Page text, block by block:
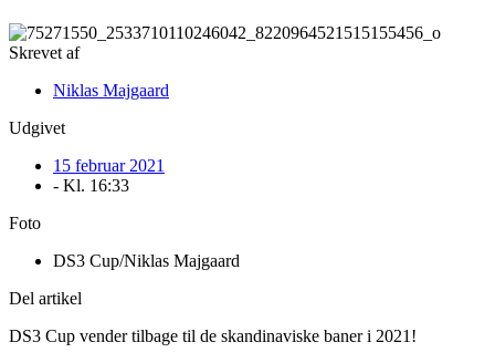
Skrevet af
Niklas Majgaard
Udgivet
15 februar 2021
- Kl. 16:33
Foto
DS3 Cup/Niklas Majgaard
Del artikel
DS3 Cup vender tilbage til de skandinaviske baner i 2021!